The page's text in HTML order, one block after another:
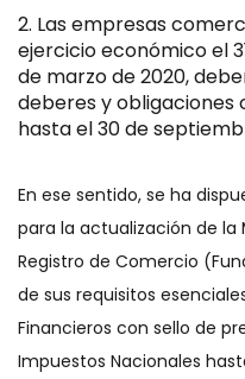
Las empresas
ejercicio económico el
de marzo de 2020,
deberes y obligaciones
hasta el 30 de
En ese sentido, se ha
para la actualización de
Registro de Comercio
de sus requisitos
Financieros con sello de
Impuestos Nacionales